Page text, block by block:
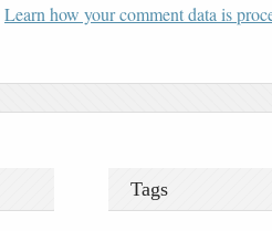
Learn how your comment data is
Tags